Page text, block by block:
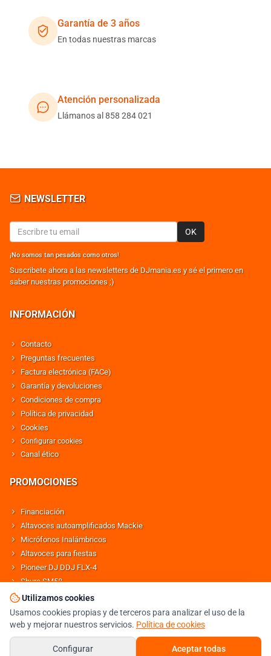
Garantía de 3 años
En todas nuestras marcas
Atención personalizada
Llámanos al 858 284 021
NEWSLETTER
OK
¡No somos tan pesados como otros!
Suscribete ahora a las newsletters de DJmania.es y sé el primero en
saber nuestras promociones ;)
INFORMACIÓN
Contacto
Preguntas frecuentes
Factura electrónica (FACe)
Garantía y devoluciones
Condiciones de compra
Política de privacidad
Cookies
Configurar cookies
Canal ético
PROMOCIONES
Financiación
Altavoces autoamplificados Mackie
Micrófonos Inalámbricos
Altavoces para fiestas
Pioneer DJ DDJ FLX-4
Shure SM58
Altavoces Behringer
TIENDA DJ ESPECIALISTA EN SONIDO E ILUMINACIÓN PROFESIONAL
Utilizamos cookies
Usamos cookies propias y de terceros para analizar el uso de la
web y mejorar nuestros servicios. Política de cookies
Configurar Aceptar todas